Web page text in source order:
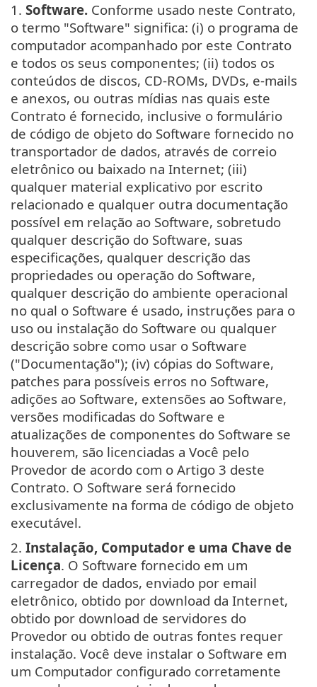
1. Software. Conforme usado neste Contrato,
o termo "Software" significa: (i) o programa de
computador acompanhado por este Contrato
e todos os seus componentes; (ii) todos os
conteúdos de discos, CD-ROMs, DVDs, e-mails
e anexos, ou outras mídias nas quais este
Contrato é fornecido, inclusive o formulário
de código de objeto do Software fornecido no
transportador de dados, através de correio
eletrônico ou baixado na Internet; (iii)
qualquer material explicativo por escrito
relacionado e qualquer outra documentação
possível em relação ao Software, sobretudo
qualquer descrição do Software, suas
especificações, qualquer descrição das
propriedades ou operação do Software,
qualquer descrição do ambiente operacional
no qual o Software é usado, instruções para o
uso ou instalação do Software ou qualquer
descrição sobre como usar o Software
("Documentação"); (iv) cópias do Software,
patches para possíveis erros no Software,
adições ao Software, extensões ao Software,
versões modificadas do Software e
atualizações de componentes do Software se
houverem, são licenciadas a Você pelo
Provedor de acordo com o Artigo 3 deste
Contrato. O Software será fornecido
exclusivamente na forma de código de objeto
executável.
2. Instalação, Computador e uma Chave de
Licença. O Software fornecido em um
carregador de dados, enviado por email
eletrônico, obtido por download da Internet,
obtido por download de servidores do
Provedor ou obtido de outras fontes requer
instalação. Você deve instalar o Software em
um Computador configurado corretamente